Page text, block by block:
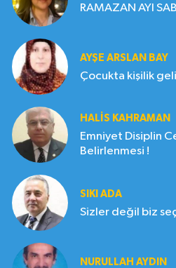
RAMAZAN AYI
AYŞE ARSLAN BAY
Çocukta kişilik
HALIS KAHRAMAN
Emniyet Disiplin
Belirlenmesi !
SIKI ADA
Sizler değil biz
NURULLAH AYDIN